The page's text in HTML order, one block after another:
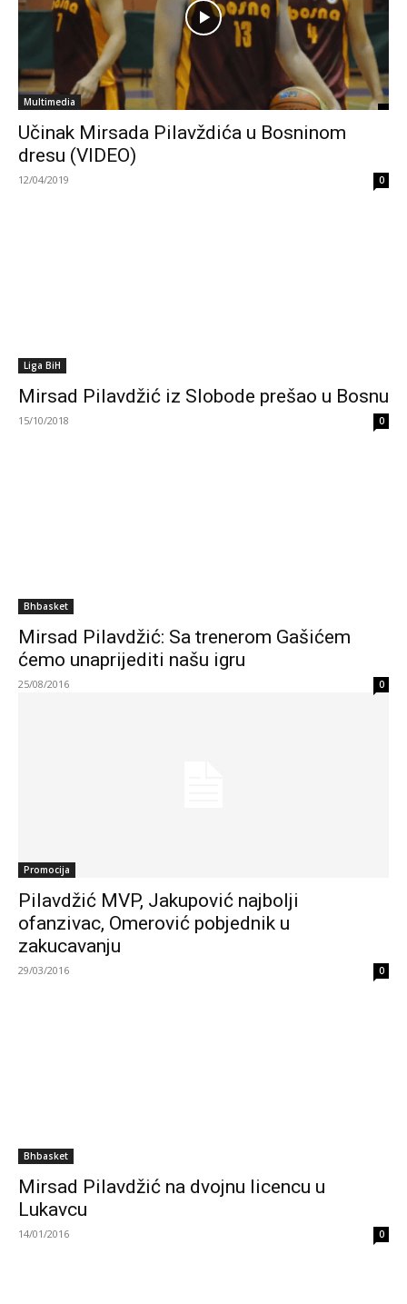
Multimedia
Učinak Mirsada Pilavždića u Bosninom
dresu (VIDEO)
12/04/2019 0
Liga BiH
Mirsad Pilavdžić iz Slobode prešao u Bosnu
15/10/2018 0
Bhbasket
Mirsad Pilavdžić: Sa trenerom Gašićem
ćemo unaprijediti našu igru
25/08/2016 0
Promocija
Pilavdžić MVP, Jakupović najbolji
ofanzivac, Omerović pobjednik u
zakucavanju
29/03/2016 0
Bhbasket
Mirsad Pilavdžić na dvojnu licencu u
Lukavcu
14/01/2016 0